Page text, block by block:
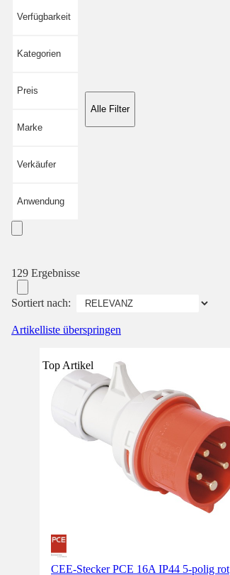
Verfügbarkeit
Kategorien
Preis
Marke
Verkäufer
Anwendung
Alle Filter
129 Ergebnisse
Sortiert nach:
Artikelliste überspringen
Top Artikel
CEE-Stecker PCE 16A IP44 5-polig rot